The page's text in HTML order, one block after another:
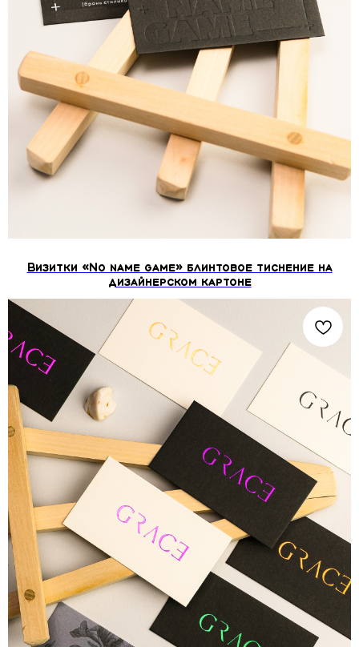
Визитки «No name gаme» блинтовое тиснение на
дизайнерском картоне